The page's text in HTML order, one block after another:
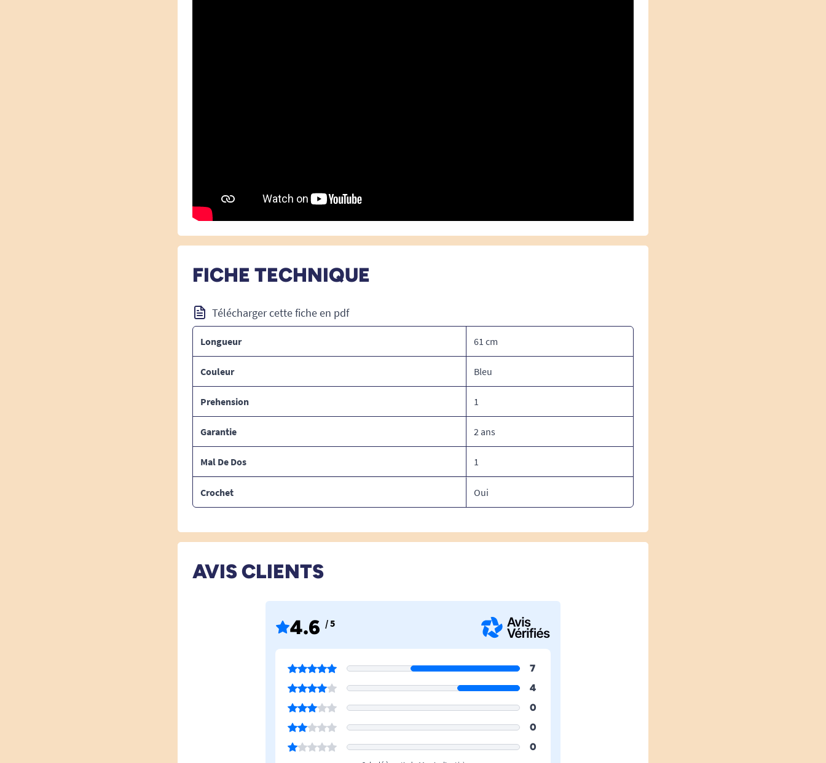
FICHE TECHNIQUE
Télécharger cette fiche en pdf
Longueur 61 cm
Couleur Bleu
Prehension 1
Garantie 2 ans
Mal De Dos 1
Crochet Oui
AVIS CLIENTS
4.6 / 5
7
4
0
0
0